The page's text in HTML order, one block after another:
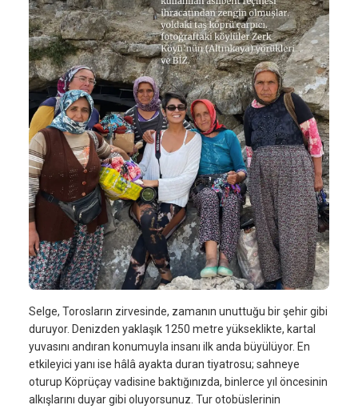
Selge, Torosların zirvesinde, zamanın unuttuğu bir şehir gibi
duruyor. Denizden yaklaşık 1250 metre yükseklikte, kartal
yuvasını andıran konumuyla insanı ilk anda büyülüyor. En
etkileyici yanı ise hâlâ ayakta duran tiyatrosu; sahneye
oturup Köprüçay vadisine baktığınızda, binlerce yıl öncesinin
alkışlarını duyar gibi oluyorsunuz. Tur otobüslerinin